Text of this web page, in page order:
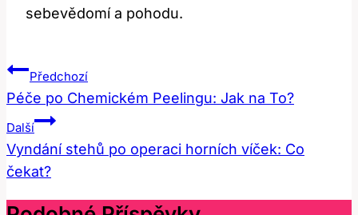
sebevědomí a pohodu.
Navigace
Pro
Příspěvek
Předchozí
Péče po Chemickém Peelingu: Jak na To?
Další
Vyndání stehů po operaci horních víček: Co
čekat?